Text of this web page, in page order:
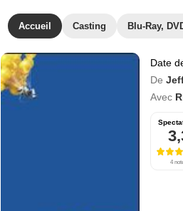
Accueil Casting Blu-Ray,
Date
De
Avec
4